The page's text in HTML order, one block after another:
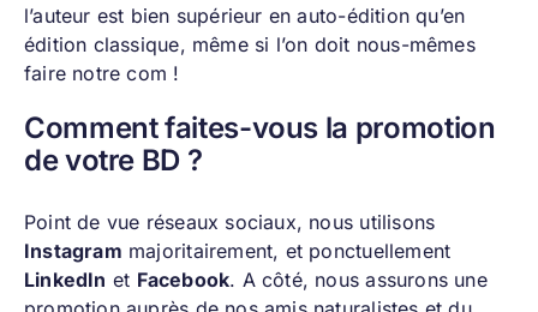
l’auteur est bien supérieur en auto-édition qu’en
édition classique, même si l’on doit nous-mêmes
faire notre com !
Comment faites-vous la promotion
de votre BD ?
Point de vue réseaux sociaux, nous utilisons
Instagram majoritairement, et ponctuellement
LinkedIn et Facebook. A côté, nous assurons une